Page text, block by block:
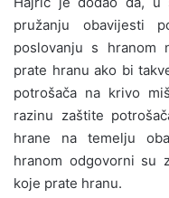
pružanju obavijesti
poslovanju s hranom
prate hranu ako bi
potrošača na krivo
razinu zaštite
hrane na temelju
hranom odgovorni su
koje prate hranu.